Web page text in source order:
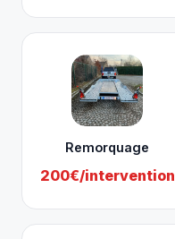
Remorquage
200€/intervention